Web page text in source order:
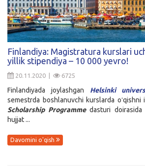
Finlandiya: Magistratura kurslari
yillik stipendiya – 10 000 yevro!
20.11.2020 | 6725
Finlandiyada joylashgan Helsinki
semestrda boshlanuvchi kurslarda oʻqishni
Scholarship Programmedasturi doirasida
hujjat ...
Davomini o'qish